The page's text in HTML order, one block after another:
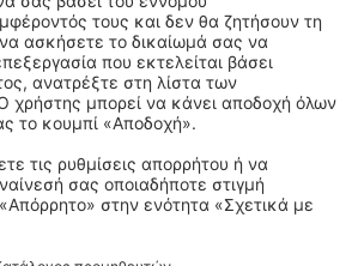
την επιφύλαξη παντός νομίμου δικαιώματος.